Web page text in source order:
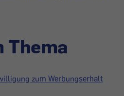
Thema
zum Werbungserhalt